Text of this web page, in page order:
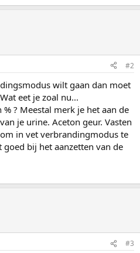
#2
wilt gaan dan moet
eet je zoal nu...
? Meestal merk je het aan de
je urine. Aceton geur. Vasten
in vet verbrandingmodus te
bij het aanzetten van de
#3